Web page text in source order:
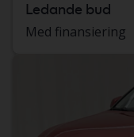
Ledande bud
Med finansiering